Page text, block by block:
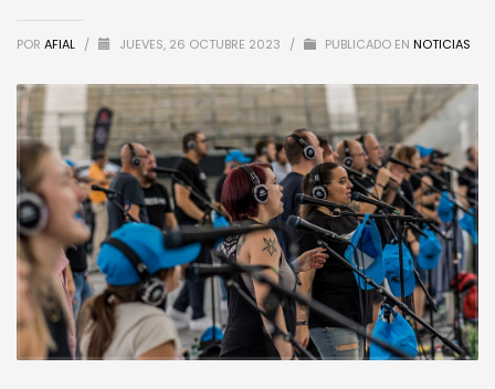
POR AFIAL / JUEVES, 26 OCTUBRE 2023 / PUBLICADO EN NOTICIAS